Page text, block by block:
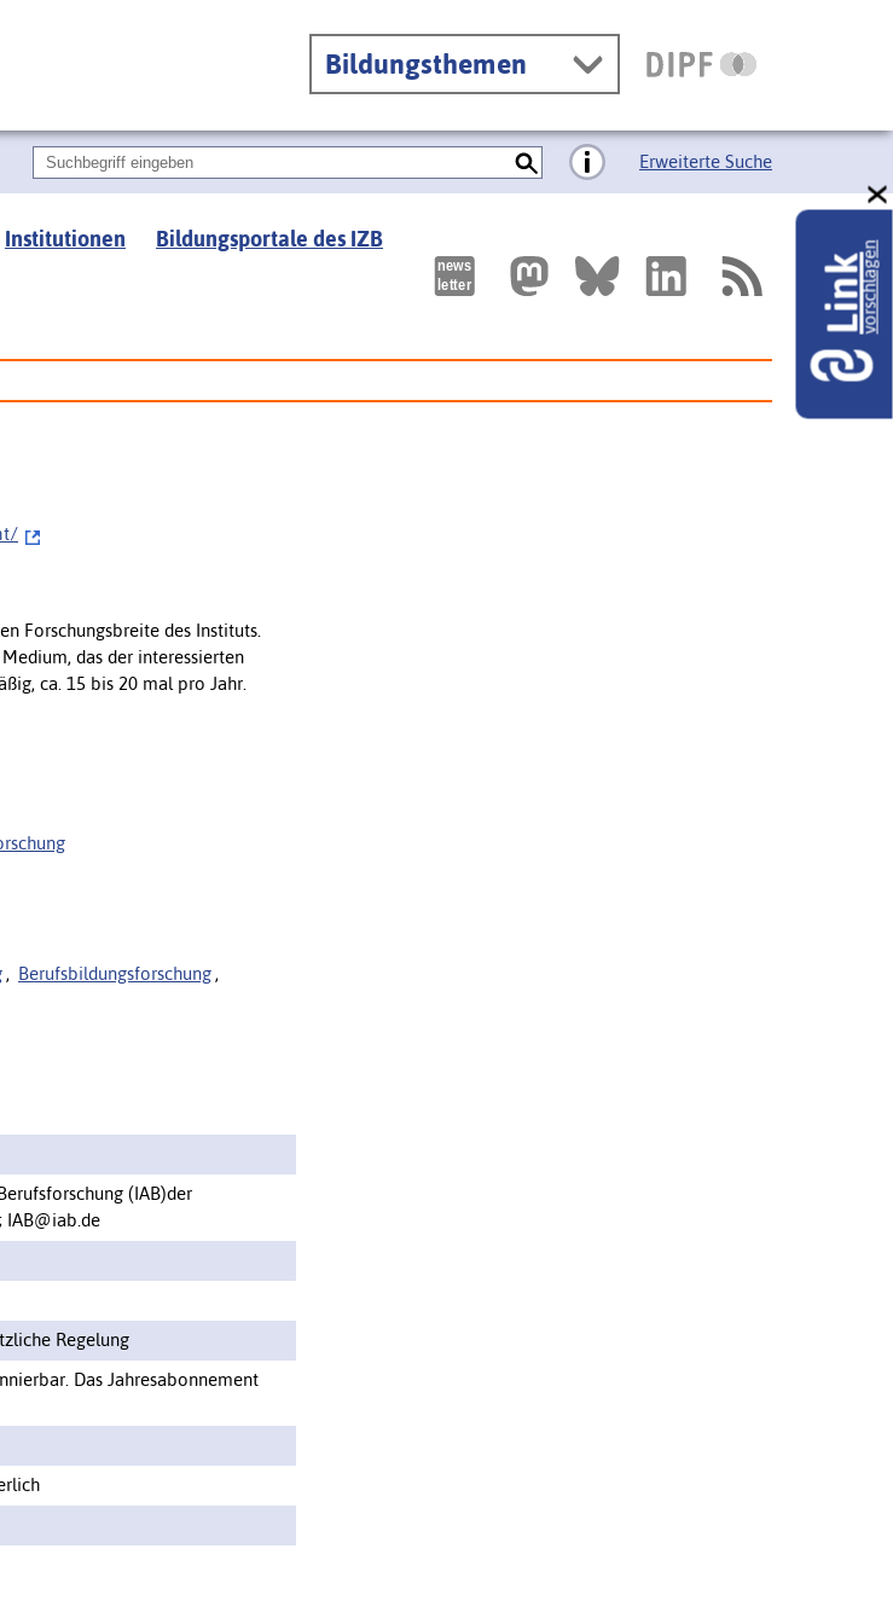
Bildungsthemen
Erweiterte Suche
Institutionen Bildungsportale des IZB
t /
Forschungsbreite des Instituts.
das der interessierten
ca. 15 bis 20 mal pro Jahr.
, Berufsbildungsforschung ,
(IAB)der
IAB@iab.de
Regelung
Das Jahresabonnement
Linkvorschlagen